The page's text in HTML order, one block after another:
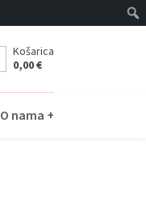
Košarica
0,00€
O nama +